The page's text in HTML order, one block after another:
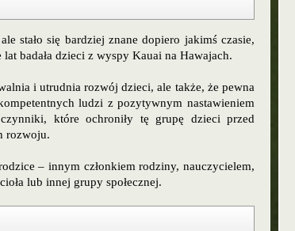
stało się bardziej znane dopiero jakimś czasie,
badała dzieci z wyspy Kauai na Hawajach.
i utrudnia rozwój dzieci, ale także, że pewna
ludzi z pozytywnym nastawieniem
które ochroniły tę grupę dzieci przed
rozwoju.
– innym członkiem rodziny, nauczycielem,
lub innej grupy społecznej.